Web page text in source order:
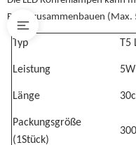
Reihe zusammenbauen (Max.
Typ
Leistung 5W
Länge
Packungsgröße
(1Stück)